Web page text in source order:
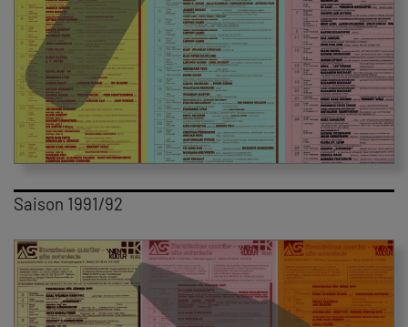
Saison 1991/92